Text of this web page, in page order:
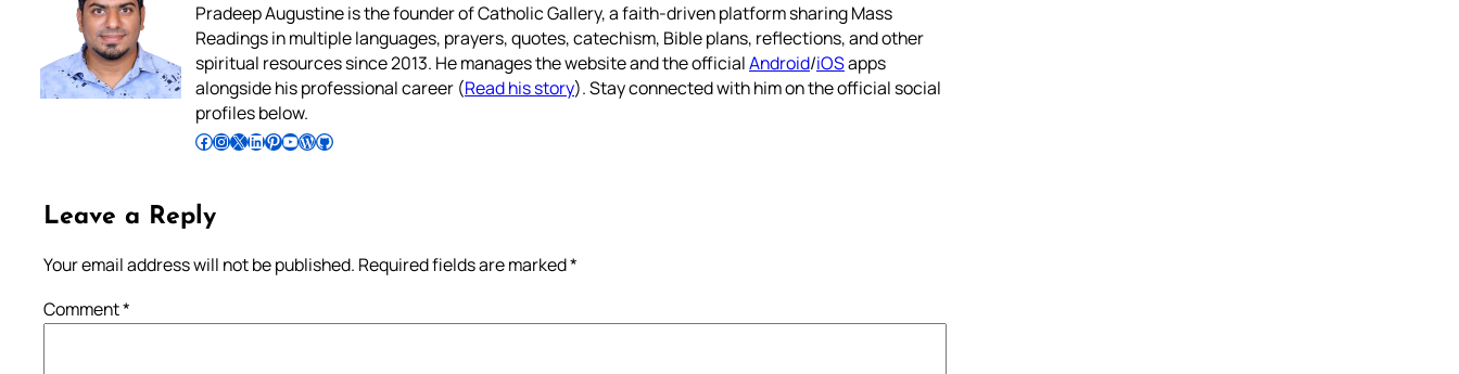
Pradeep Augustine is the founder of Catholic Gallery, a faith-driven platform sharing Mass
Readings in multiple languages, prayers, quotes, catechism, Bible plans, reflections, and other
spiritual resources since 2013. He manages the website and the officialAndroid/iOSapps
alongside his professional career (Read his story). Stay connected with him on the official social
profiles below.
Follow Pradeep on Facebook Follow Pradeep on InstagramFollow Pradeep on X Follow Pradeep on LinkedIn Follow Pradeep on Pinterest Subscribe to Pradeep’s Youtube Channel Follow Pradeep on WordPress Follow Pradeep on GitHub
Leave a Reply
Your email address will not be published. Required fields are marked*
Comment*